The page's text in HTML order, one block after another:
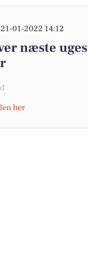
21-01-2022 14:12
næste
her